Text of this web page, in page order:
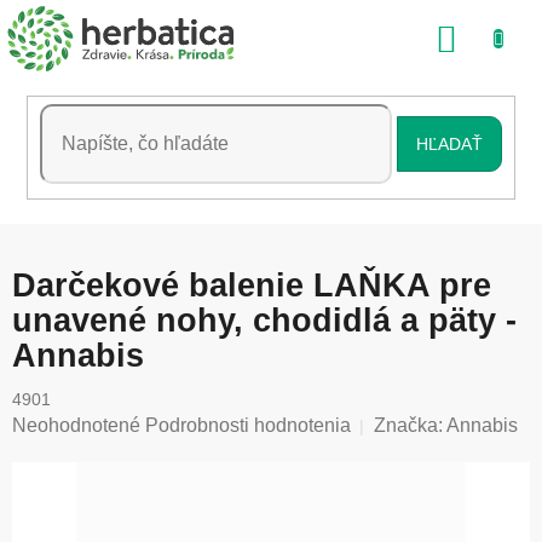
Prejsť
na
obsah
HĽADAŤ
Darčekové balenie LAŇKA pre
unavené nohy, chodidlá a päty -
Annabis
4901
Priemerné
Neohodnotené Podrobnosti hodnotenia Značka: Annabis